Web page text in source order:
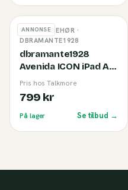
ANNONSE
MOBILTILBEHØR ·
DBRAMANTE1928
dbramante1928
Avenida ICON iPad Air
13" Deksel Svart
Pris hos Talkmore
799 kr
På lager Se tilbud →